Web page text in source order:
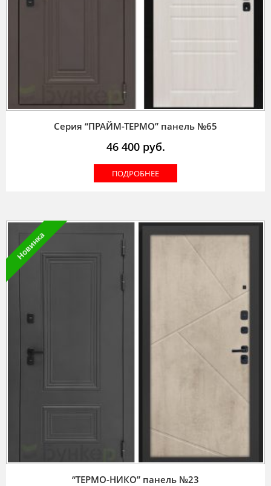
Серия “ПРАЙМ-ТЕРМО” панель №65
46 400руб.
ПОДРОБНЕЕ
Новинка
“ТЕРМО-НИКО” панель №23